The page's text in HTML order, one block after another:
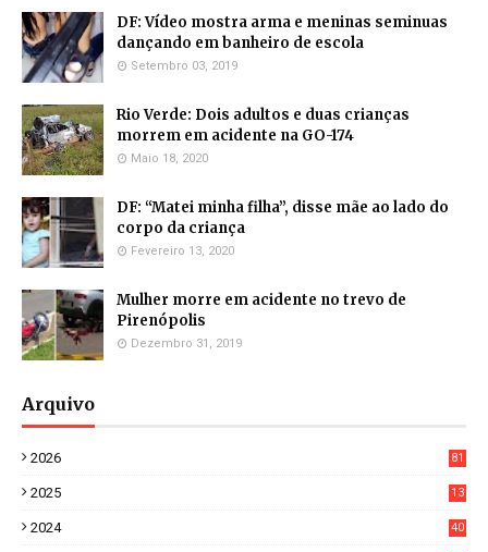
DF: Vídeo mostra arma e meninas seminuas
dançando em banheiro de escola
Setembro 03, 2019
Rio Verde: Dois adultos e duas crianças
morrem em acidente na GO-174
Maio 18, 2020
DF: “Matei minha filha”, disse mãe ao lado do
corpo da criança
Fevereiro 13, 2020
Mulher morre em acidente no trevo de
Pirenópolis
Dezembro 31, 2019
Arquivo
2026
81
2025
13
2024
40